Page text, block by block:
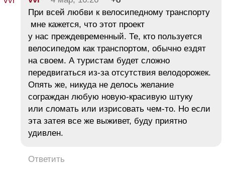
При всей любви к велосипедному транспорту
мне кажется, что этот проект
у нас преждевременный. Те, кто пользуется
велосипедом как транспортом, обычно ездят
на своем. А туристам будет сложно
передвигаться из-за отсутствия велодорожек.
Опять же, никуда не делось желание
сограждан любую новую-красивую штуку
или сломать или изрисовать чем-то. Но если
эта затея все же выживет, буду приятно
удивлен.
Ответить